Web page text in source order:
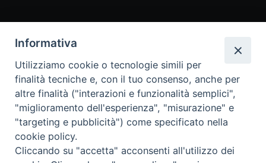
86170 Isernia
086550849
segreteria@diocesiiserniavenafro.it
I nostri social
Informativa
Utilizziamo cookie o tecnologie simili per
finalità tecniche e, con il tuo consenso, anche per
altre finalità ("interazioni e funzionalità semplici",
"miglioramento dell'esperienza", "misurazione" e
"targeting e pubblicità") come specificato nella
cookie policy.
Cliccando su "accetta" acconsenti all'utilizzo dei